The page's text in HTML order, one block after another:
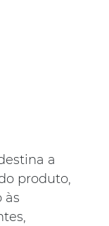
a
produto,
às